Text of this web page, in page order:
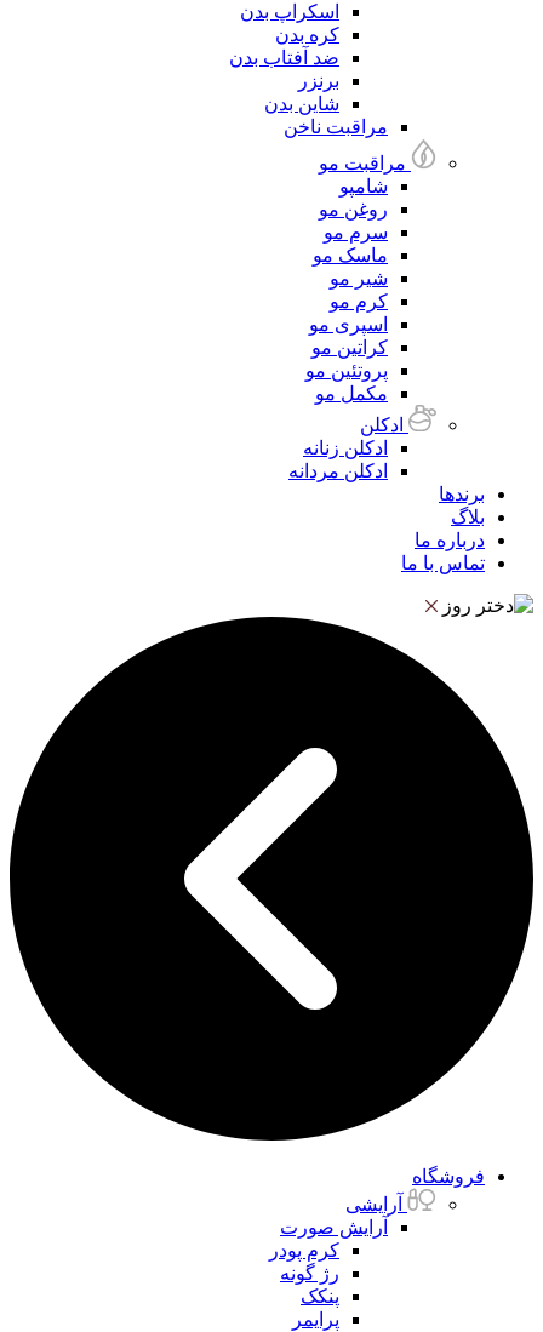
اسکراپ بدن
کره بدن
ضد آفتاب بدن
برنزر
شاین بدن
مراقبت ناخن
مراقبت مو
شامپو
روغن مو
سرم مو
ماسک مو
شیر مو
کرم مو
اسپری مو
کراتین مو
پروتئین مو
مکمل مو
ادکلن
ادکلن زنانه
ادکلن مردانه
برندها
بلاگ
درباره ما
تماس با ما
فروشگاه
آرایشی
آرایش صورت
کرم پودر
رژ گونه
پنکک
پرایمر